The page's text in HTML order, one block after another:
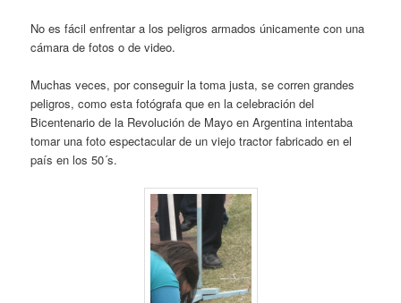
No es fácil enfrentar a los peligros armados únicamente con una
cámara de fotos o de video.
Muchas veces, por conseguir la toma justa, se corren grandes
peligros, como esta fotógrafa que en la celebración del
Bicentenario de la Revolución de Mayo en Argentina intentaba
tomar una foto espectacular de un viejo tractor fabricado en el
país en los 50´s.